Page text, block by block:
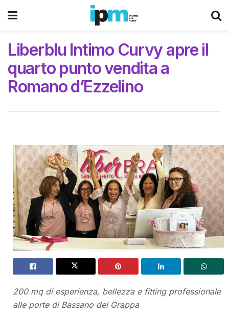
Liberblu Intimo Curvy apre il
quarto punto vendita a
Romano d’Ezzelino
200 mq di esperienza, bellezza e fitting professionale
alle porte di Bassano del Grappa